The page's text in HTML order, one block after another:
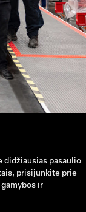
didžiausias pasaulio
prisijunkite prie
ir